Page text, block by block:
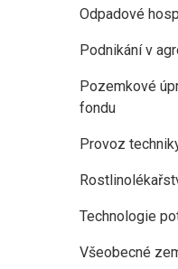
Odpadové
Podnikání v
Pozemkové
fondu
Provoz
Technologie
Všeobecné